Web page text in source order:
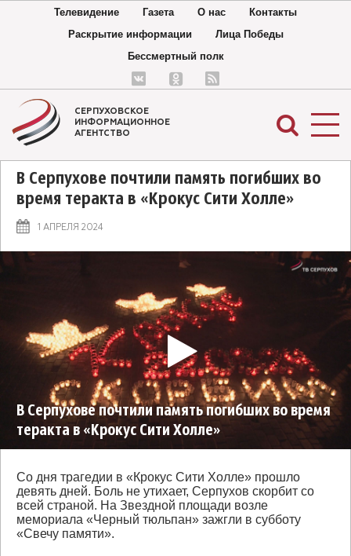
Телевидение Газета О нас
Контакты
Раскрытие информации
Лица Победы
Бессмертный полк
СЕРПУХОВСКОЕ
ИНФОРМАЦИОННОЕ
АГЕНТСТВО
В Серпухове почтили память погибших во
время теракта в «Крокус Сити Холле»
1 АПРЕЛЯ 2024
В Серпухове почтили память погибших во время
теракта в «Крокус Сити Холле»
Со дня трагедии в «Крокус Сити Холле» прошло
девять дней. Боль не утихает, Серпухов скорбит со
всей страной. На Звездной площади возле
мемориала «Черный тюльпан» зажгли в субботу
«Свечу памяти».